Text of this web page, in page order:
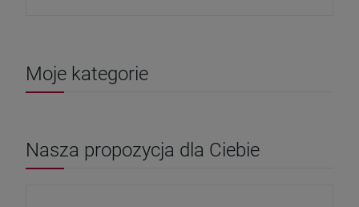
Moje kategorie
Nasza propozycja dla Ciebie